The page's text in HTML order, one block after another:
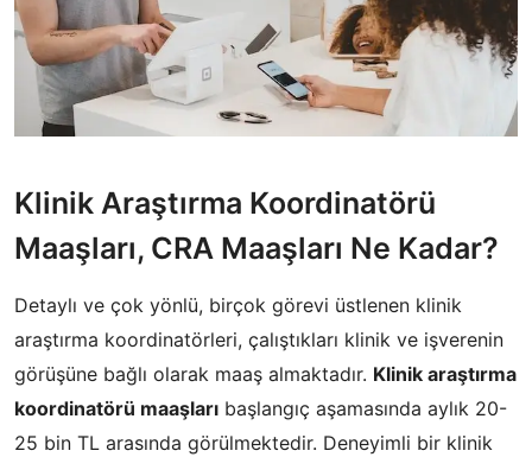
Klinik Araştırma Koordinatörü
Maaşları, CRA Maaşları Ne Kadar?
Detaylı ve çok yönlü, birçok görevi üstlenen klinik
araştırma koordinatörleri, çalıştıkları klinik ve işverenin
görüşüne bağlı olarak maaş almaktadır. Klinik araştırma
koordinatörü maaşları başlangıç aşamasında aylık 20-
25 bin TL arasında görülmektedir. Deneyimli bir klinik